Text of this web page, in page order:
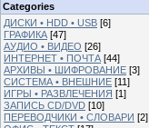
Categories
ДИСКИ • HDD • USB [6]
ГРАФИКА [47]
АУДИО • ВИДЕО [26]
ИНТЕРНЕТ • ПОЧТА [44]
АРХИВЫ • ШИФРОВАНИЕ [3]
СИСТЕМА • ВНЕШНИЕ [11]
ИГРЫ • РАЗВЛЕЧЕНИЯ [1]
ЗАПИСЬ CD/DVD [10]
ПЕРЕВОДЧИКИ • СЛОВАРИ [2]